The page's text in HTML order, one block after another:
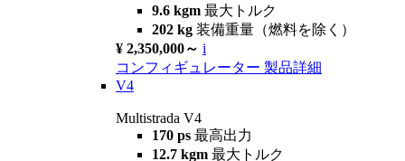
9.6 kgm 最大トルク
202 kg 装備重量（燃料を除く）
¥ 2,350,000～ i
コンフィギュレーター 製品詳細
V4
Multistrada V4
170 ps 最高出力
12.7 kgm 最大トルク